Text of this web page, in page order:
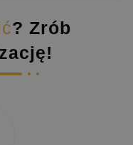
? Zrób